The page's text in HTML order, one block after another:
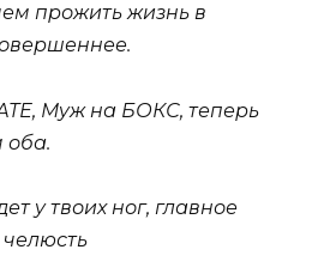
прожить жизнь в
Муж на БОКС, теперь
оба.
у твоих ног, главное